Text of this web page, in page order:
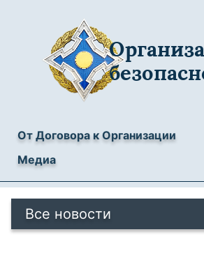
От Договора к Организации
Медиа
Все новости